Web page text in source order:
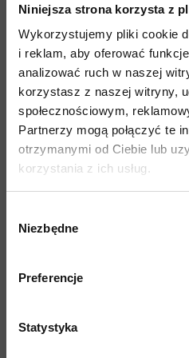
Niniejsza strona korzysta z
Wykorzystujemy pliki cookie
i reklam, aby oferować
analizować ruch w naszej
korzystasz z naszej witryny,
społecznościowym,
Partnerzy mogą połączyć te
otrzymanymi od Ciebie lub
korzystania z ich usług.
zgody
Niezbędne
Preferencje
Statystyka
materiał zewnętrzny: wysoce
70Dx160D
z membranąePE
zmniejszonym śladzie
w 100% wodoodporna,
konstrukcja
techniczny krój z
wydłużonym tyłem
wentylacja pod pachami
kieszenie: